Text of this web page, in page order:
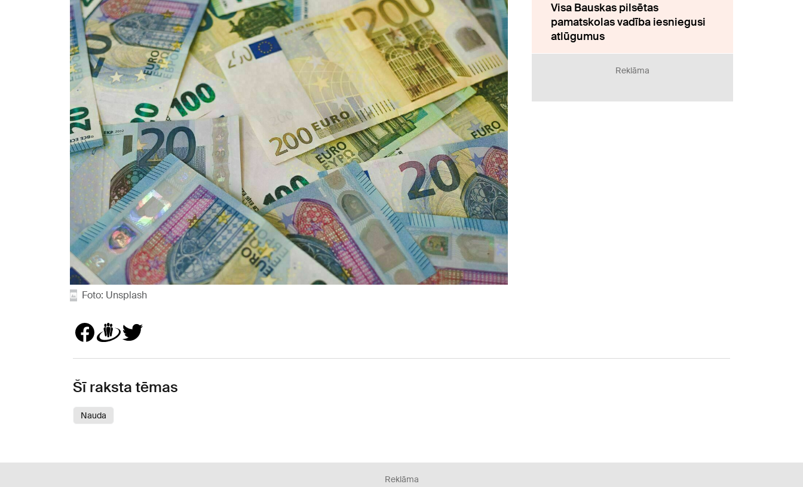
Foto: Unsplash
Visa Bauskas pilsētas
pamatskolas vadība iesniegusi
atlūgumus
Reklāma
Šī raksta tēmas
Nauda
Reklāma